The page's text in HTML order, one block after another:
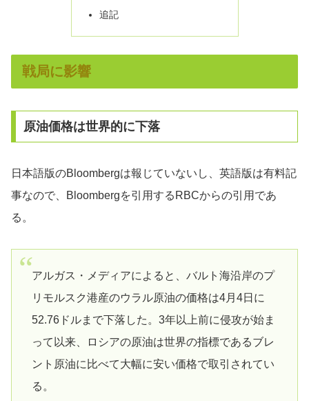
追記
戦局に影響
原油価格は世界的に下落
日本語版のBloombergは報じていないし、英語版は有料記
事なので、Bloombergを引用するRBCからの引用であ
る。
アルガス・メディアによると、バルト海沿岸のプ
リモルスク港産のウラル原油の価格は4月4日に
52.76ドルまで下落した。3年以上前に侵攻が始ま
って以来、ロシアの原油は世界の指標であるブレ
ント原油に比べて大幅に安い価格で取引されてい
る。